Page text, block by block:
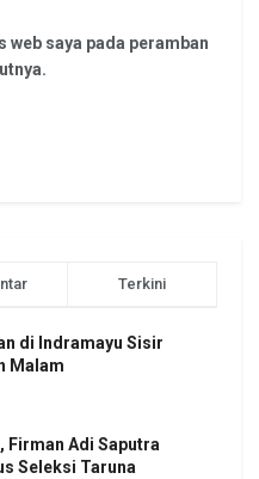
web saya pada peramban
Terkini
di Indramayu Sisir
Malam
Firman Adi Saputra
Seleksi Taruna